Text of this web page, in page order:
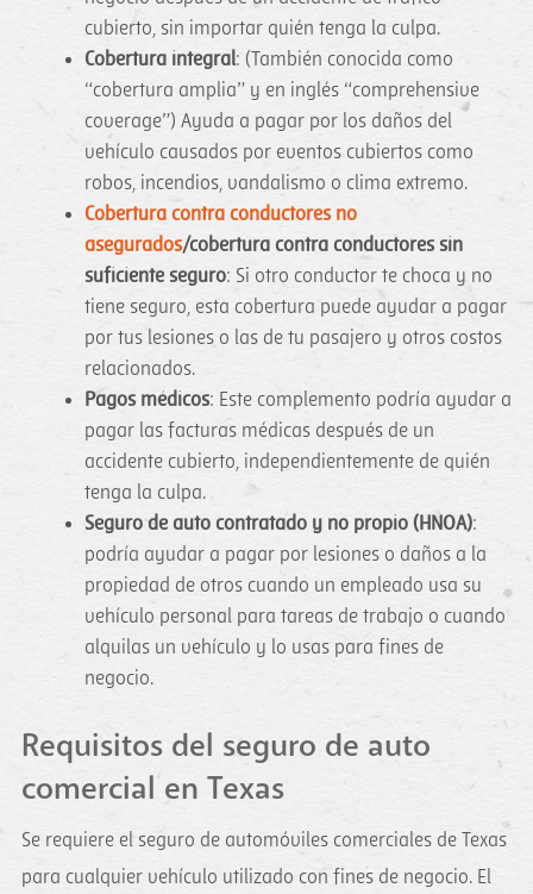
cubierto, sin importar quién tenga la culpa.
Cobertura integral: (También conocida como
“cobertura amplia” y en inglés “comprehensive
coverage”) Ayuda a pagar por los daños del
vehículo causados por eventos cubiertos como
robos, incendios, vandalismo o clima extremo.
Cobertura contra conductores no
asegurados/cobertura contra conductores sin
suficiente seguro: Si otro conductor te choca y no
tiene seguro, esta cobertura puede ayudar a pagar
por tus lesiones o las de tu pasajero y otros costos
relacionados.
Pagos médicos: Este complemento podría ayudar a
pagar las facturas médicas después de un
accidente cubierto, independientemente de quién
tenga la culpa.
Seguro de auto contratado y no propio (HNOA):
podría ayudar a pagar por lesiones o daños a la
propiedad de otros cuando un empleado usa su
vehículo personal para tareas de trabajo o cuando
alquilas un vehículo y lo usas para fines de
negocio.
Requisitos del seguro de auto
comercial en Texas
Se requiere el seguro de automóviles comerciales de Texas
para cualquier vehículo utilizado con fines de negocio. El